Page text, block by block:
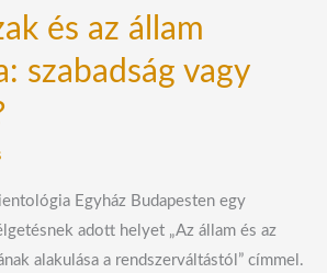
és az állam
szabadság vagy
Egyház Budapesten egy
adott helyet „Az állam és az
alakulása a rendszerváltástól” címmel.